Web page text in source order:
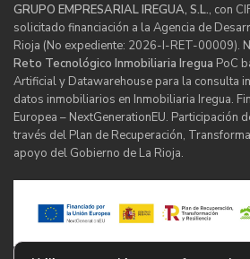
GRUPO EMPRESARIAL IREGUA, S.L., con
solicitado financiación a la Agencia de
Rioja (No expediente: 2026-I-RET-00009).
Reto Tecnológico Inmobiliaria Iregua PoC
Artificial y Datawarehouse para la consulta
datos inmobiliarios en Inmobiliaria Iregua.
Europea – NextGenerationEU. Participación
través del Plan de Recuperación,
apoyo del Gobierno de La Rioja.